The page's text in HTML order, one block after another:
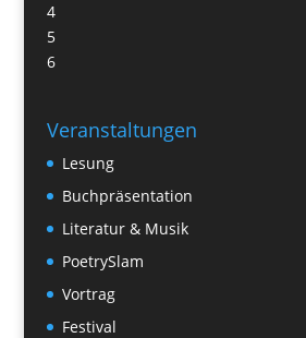
4
5
6
Veranstaltungen
Lesung
Buchpräsentation
Literatur & Musik
PoetrySlam
Vortrag
Festival